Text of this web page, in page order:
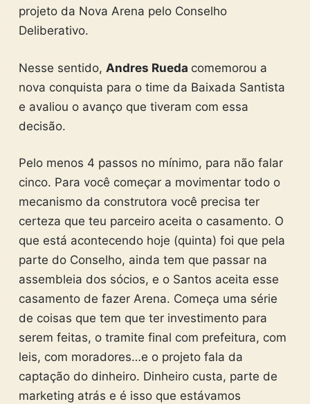
projeto da Nova Arena pelo Conselho
Deliberativo.
Nesse sentido, Andres Rueda comemorou a
nova conquista para o time da Baixada Santista
e avaliou o avanço que tiveram com essa
decisão.
Pelo menos 4 passos no mínimo, para não falar
cinco. Para você começar a movimentar todo o
mecanismo da construtora você precisa ter
certeza que teu parceiro aceita o casamento. O
que está acontecendo hoje (quinta) foi que pela
parte do Conselho, ainda tem que passar na
assembleia dos sócios, e o Santos aceita esse
casamento de fazer Arena. Começa uma série
de coisas que tem que ter investimento para
serem feitas, o tramite final com prefeitura, com
leis, com moradores…e o projeto fala da
captação do dinheiro. Dinheiro custa, parte de
marketing atrás e é isso que estávamos